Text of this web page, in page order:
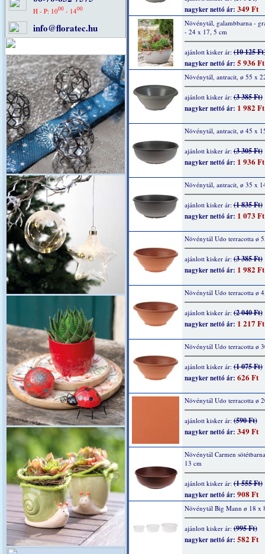
H - P: 1000 - 1400
info@floratec.hu
nagyker nettó ár: 349 Ft
Növénytál, galambbarna -
- 24 x 17, 5 cm
ajánlott kisker ár:(10 125
nagyker nettó ár: 5 936 Ft
Növénytál, antracit, ø 55 x
ajánlott kisker ár:(3 385 Ft)
nagyker nettó ár: 1 982 Ft
Növénytál, antracit, ø 45 x
ajánlott kisker ár:(3 305 Ft)
nagyker nettó ár: 1 936 Ft
Növénytál, antracit, ø 35 x
ajánlott kisker ár:(1 835 Ft)
nagyker nettó ár: 1 073 Ft
Növénytál Udo terracotta ø
ajánlott kisker ár:(3 385 Ft)
nagyker nettó ár: 1 982 Ft
Növénytál Udo terracotta ø
ajánlott kisker ár:(2 040 Ft)
nagyker nettó ár: 1 217 Ft
Növénytál Udo terracotta ø
ajánlott kisker ár:(1 075 Ft)
nagyker nettó ár: 626 Ft
Növénytál Udo terracotta ø
ajánlott kisker ár:(590 Ft)
nagyker nettó ár: 349 Ft
Növénytál Carmen
13 cm
ajánlott kisker ár:(1 555 Ft)
nagyker nettó ár: 908 Ft
Növénytál Big Mann ø 18 x
ajánlott kisker ár:(995 Ft)
nagyker nettó ár: 582 Ft